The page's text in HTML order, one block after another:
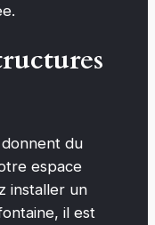
du
espace
installer un
il est